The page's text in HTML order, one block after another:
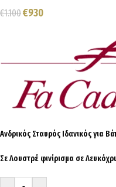
€1.100€930
Ανδρικός Σταυρός Ιδανικός για
Σε Λουστρέ φινίρισμα σε